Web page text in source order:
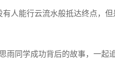
人能行云流水般抵达终点，
雨同学成功背后的故事，一